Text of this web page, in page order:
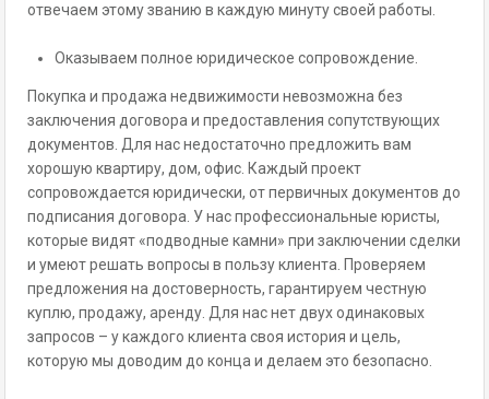
отвечаем этому званию в каждую минуту своей работы.
Оказываем полное юридическое сопровождение.
Покупка и продажа недвижимости невозможна без
заключения договора и предоставления сопутствующих
документов. Для нас недостаточно предложить вам
хорошую квартиру, дом, офис. Каждый проект
сопровождается юридически, от первичных документов до
подписания договора. У нас профессиональные юристы,
которые видят «подводные камни» при заключении сделки
и умеют решать вопросы в пользу клиента. Проверяем
предложения на достоверность, гарантируем честную
куплю, продажу, аренду. Для нас нет двух одинаковых
запросов – у каждого клиента своя история и цель,
которую мы доводим до конца и делаем это безопасно.